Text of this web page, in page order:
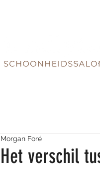
Het verschil
Morgan Foré